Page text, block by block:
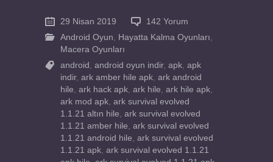
29 Nisan 2019
142 Yorum
Android Oyun
Hayatta Kalma Oyunları
Macera Oyunları
android
android oyun indir, apk apk
indir, ark amber hile apk ark android
hile ark hack apk ark hile ark hile apk
ark mod apk ark survival evolved
1.1.21 altın hile ark survival evolved
1.1.21 amber hile ark survival evolved
1.1.21 android hile ark survival evolved
1.1.21 apk ark survival evolved 1.1.21